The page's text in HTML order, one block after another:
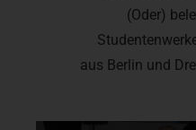
(Oder)
aus Berlin und